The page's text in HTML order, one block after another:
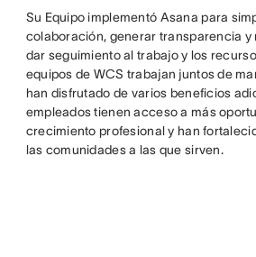
Su Equipo implementó Asana para
colaboración, generar transparencia y
dar seguimiento al trabajo y los
equipos de WCS trabajan juntos de
han disfrutado de varios beneficios
empleados tienen acceso a más
crecimiento profesional y han
las comunidades a las que sirven.